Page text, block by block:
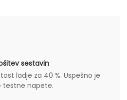
sestavin
ladje za 40 %. Uspešno je
testne napete.